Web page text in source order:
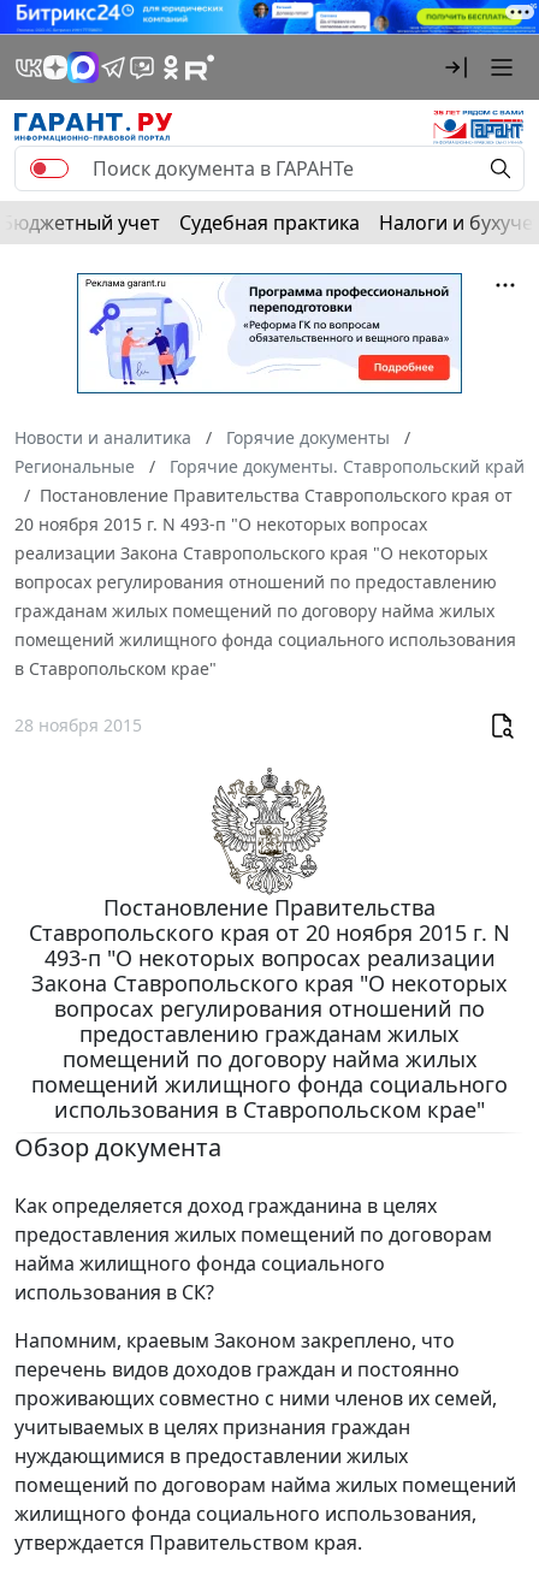
Бюджетный учет Судебная практика Налоги и
Новости и аналитика
Горячие документы
Региональные
Горячие документы. Ставропольский край
Постановление Правительства Ставропольского края от
20 ноября 2015 г. N 493-п "О некоторых вопросах
реализации Закона Ставропольского края "О некоторых
вопросах регулирования отношений по предоставлению
гражданам жилых помещений по договору найма жилых
помещений жилищного фонда социального использования
в Ставропольском крае"
28 ноября 2015
Постановление Правительства
Ставропольского края от 20 ноября 2015 г. N
493-п "О некоторых вопросах реализации
Закона Ставропольского края "О некоторых
вопросах регулирования отношений по
предоставлению гражданам жилых
помещений по договору найма жилых
помещений жилищного фонда социального
использования в Ставропольском крае"
Обзор документа
Как определяется доход гражданина в целях
предоставления жилых помещений по договорам
найма жилищного фонда социального
использования в СК?
Напомним, краевым Законом закреплено, что
перечень видов доходов граждан и постоянно
проживающих совместно с ними членов их семей,
учитываемых в целях признания граждан
нуждающимися в предоставлении жилых
помещений по договорам найма жилых помещений
жилищного фонда социального использования,
утверждается Правительством края.